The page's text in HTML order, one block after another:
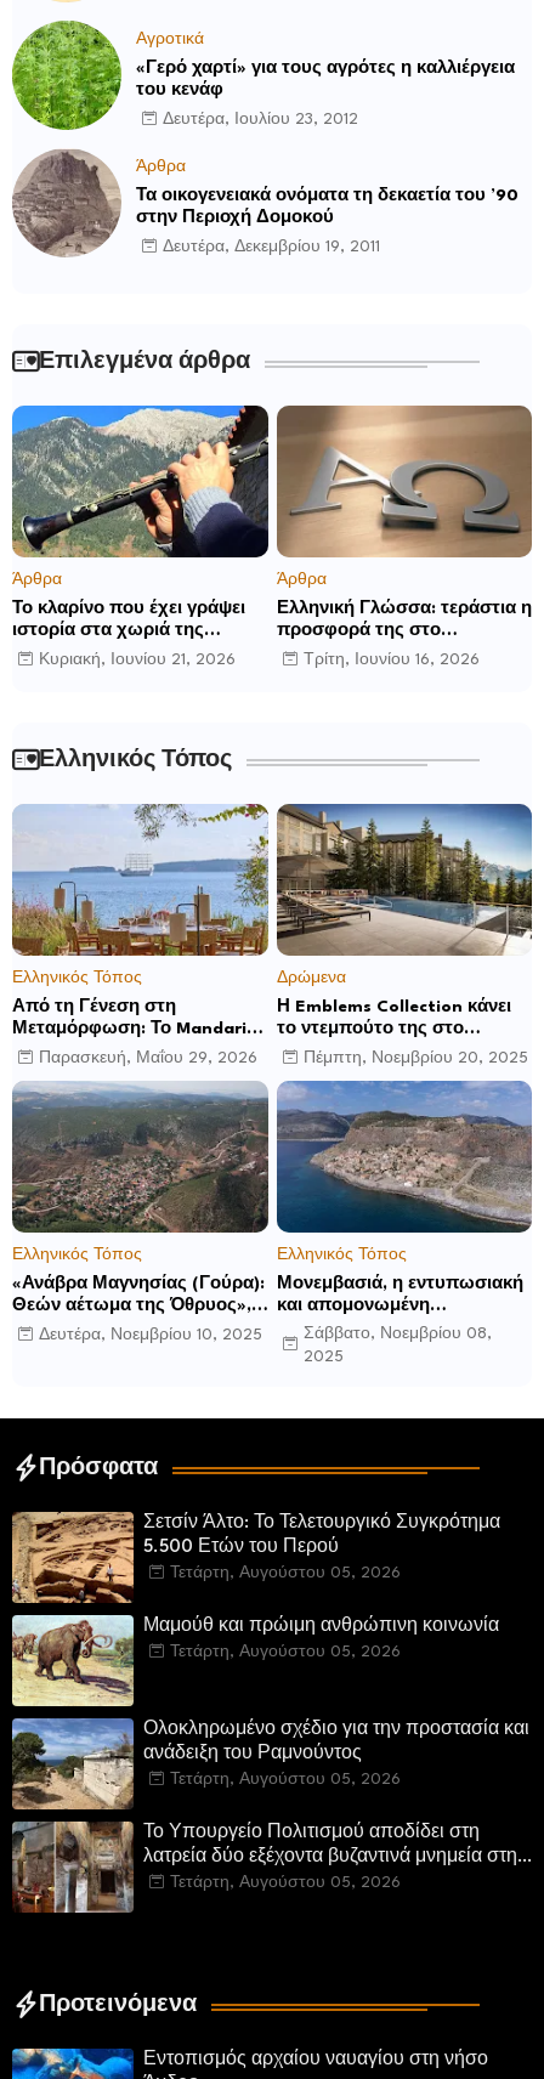
Αγροτικά
«Γερό χαρτί» για τους αγρότες η καλλιέργεια
του κενάφ
Δευτέρα, Ιουλίου 23, 2012
Άρθρα
Τα οικογενειακά ονόματα τη δεκαετία του ’90
στην Περιοχή Δομοκού
Δευτέρα, Δεκεμβρίου 19, 2011
Επιλεγμένα άρθρα
Άρθρα
Το κλαρίνο που έχει γράψει
ιστορία στα χωριά της
Ρούμελης
Κυριακή, Ιουνίου 21, 2026
Άρθρα
Ελληνική Γλώσσα: τεράστια η
προσφορά της στο
παγκόσμιο γίγνεσθαι.
Τρίτη, Ιουνίου 16, 2026
Ελληνικός Τόπος
Ελληνικός Τόπος
Από τη Γένεση στη
Μεταμόρφωση: Το Mandarin
Oriental, Costa Navarino
αποκαλύπτει μια νέα σεζόν
βιωματικών εμπειριών
Παρασκευή, Μαΐου 29, 2026
Δρώμενα
Η Emblems Collection κάνει
το ντεμπούτο της στο
Ηνωμένο Βασίλειο με το
Luckham Park Hotel & Spa
και ανακοινώνει άλλα έξι
ανοίγματα για το 2026 και
μετά
Πέμπτη, Νοεμβρίου 20, 2025
Ελληνικός Τόπος
«Ανάβρα Μαγνησίας (Γούρα):
Θεών αέτωμα της Όθρυος»,
γράφει ο Δημήτρης Β.
Καρέλης
Δευτέρα, Νοεμβρίου 10, 2025
Ελληνικός Τόπος
Μονεμβασιά, η εντυπωσιακή
και απομονωμένη
οχυρωμένη πόλη που
ιδρύθηκε από τους
Σάββατο, Νοεμβρίου 08,
2025
Πρόσφατα
Σετσίν Άλτο: Το Τελετουργικό Συγκρότημα
5.500 Ετών του Περού
Τετάρτη, Αυγούστου 05, 2026
Μαμούθ και πρώιμη ανθρώπινη κοινωνία
Τετάρτη, Αυγούστου 05, 2026
Ολοκληρωμένο σχέδιο για την προστασία και
ανάδειξη του Ραμνούντος
Τετάρτη, Αυγούστου 05, 2026
Το Υπουργείο Πολιτισμού αποδίδει στη
λατρεία δύο εξέχοντα βυζαντινά μνημεία στην
Καστοριά και έπεται το αποκαταστημένο
Τετάρτη, Αυγούστου 05, 2026
Προτεινόμενα
Εντοπισμός αρχαίου ναυαγίου στη νήσο